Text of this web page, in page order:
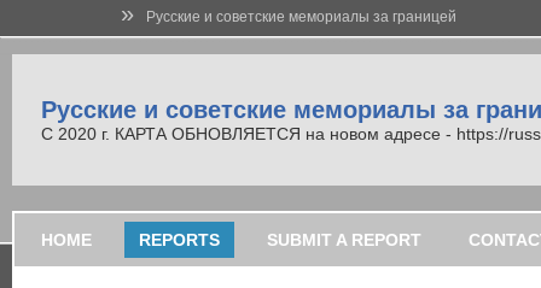
» Русские и советские мемориалы за границей
Русские и советские мемориалы за
С 2020 г. КАРТА ОБНОВЛЯЕТСЯ на новом адресе - https://
HOME REPORTS SUBMIT A REPORT